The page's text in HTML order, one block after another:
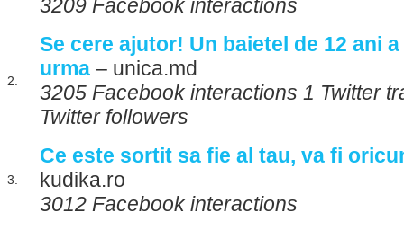
3209 Facebook interactions
2.
Se cere ajutor! Un baietel de 12 ani
urma – unica.md
3205 Facebook interactions 1 Twitter
Twitter followers
3.
Ce este sortit sa fie al tau, va fi
kudika.ro
3012 Facebook interactions